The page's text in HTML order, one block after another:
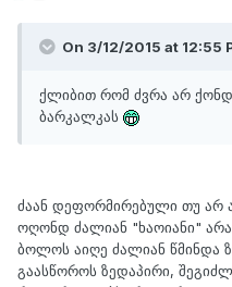
On 3/12/2015 at 12:55
ქლიბით რომ ძვრა არ
ბარკალკას
ძაან დეფორმირებული თუ არ
ოღონდ ძალიან "ხაოიანი"
ბოლოს აიღე ძალიან
გაასწოროს ზედაპირი,